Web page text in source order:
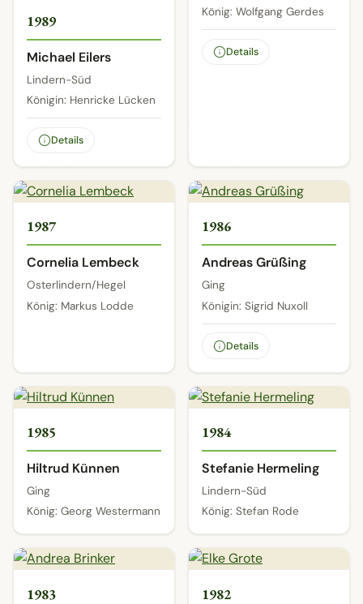
1989
Michael Eilers
Lindern-Süd
Königin: Henricke Lücken
Details
König: Wolfgang Gerdes
Details
1987
Cornelia Lembeck
Osterlindern/Hegel
König: Markus Lodde
1986
Andreas Grüßing
Ging
Königin: Sigrid Nuxoll
Details
1985
Hiltrud Künnen
Ging
König: Georg Westermann
1984
Stefanie Hermeling
Lindern-Süd
König: Stefan Rode
1983 1982